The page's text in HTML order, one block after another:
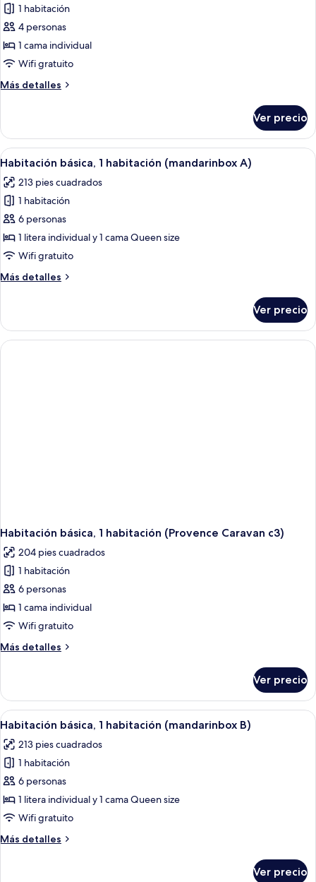
1 habitación
4 personas
1 cama individual
Wifi gratuito
Más detalles
Más
básica,
habitación
caravan
c6)
Ver precio
Abrir
todas
las
fotos
de
Habitación
básica,
habitación
Una cabaña de madera con techo
8
Habitación básica, 1 habitación (mandarinbox A)
213 pies cuadrados
1 habitación
6 personas
1 litera individual y 1 cama Queen size
Wifi gratuito
Más detalles
Más
básica,
habitación
Ver precio
Habitación básica, 1 habitación (Provence Caravan c3)
204 pies cuadrados
1 habitación
6 personas
1 cama individual
Wifi gratuito
Más detalles
Más
básica,
habitación
Caravan
c3)
Ver precio
Abrir
todas
las
fotos
de
Habitación
básica,
habitación
9
Habitación básica, 1 habitación (mandarinbox B)
213 pies cuadrados
1 habitación
6 personas
1 litera individual y 1 cama Queen size
Wifi gratuito
Más detalles
Más
Ver precio